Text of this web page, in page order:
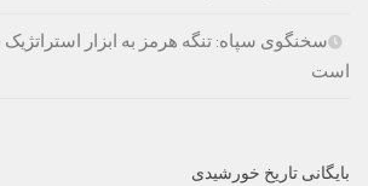
سخنگوی سپاه: تنگه هرمز به ابزار
است
بایگانی تاریخ خورشیدی